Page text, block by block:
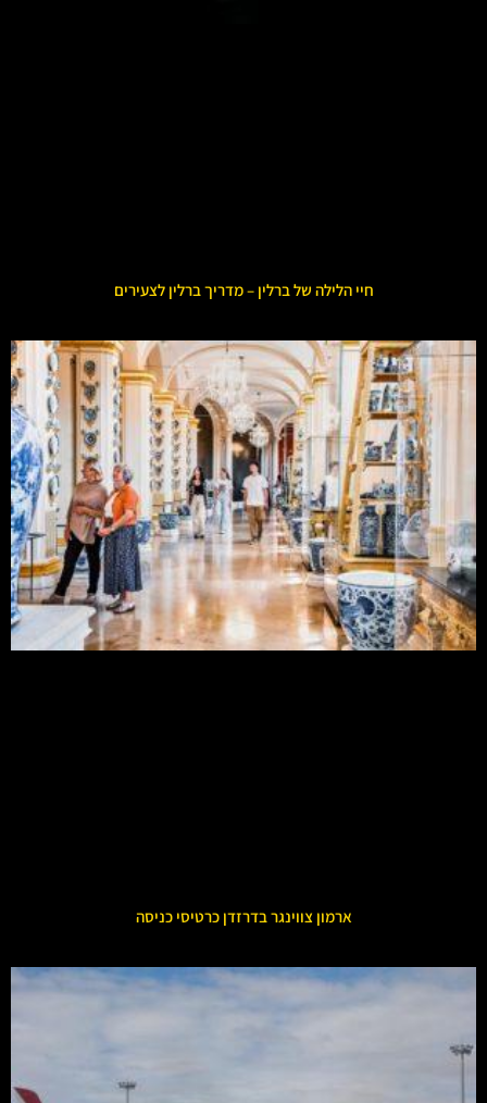
חיי הלילה של ברלין – מדריך ברלין לצעירים
ארמון צווינגר בדרזדן כרטיסי כניסה